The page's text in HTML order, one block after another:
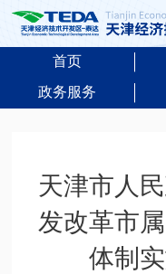
首页
政务服务
天津市人
发改革市
体制